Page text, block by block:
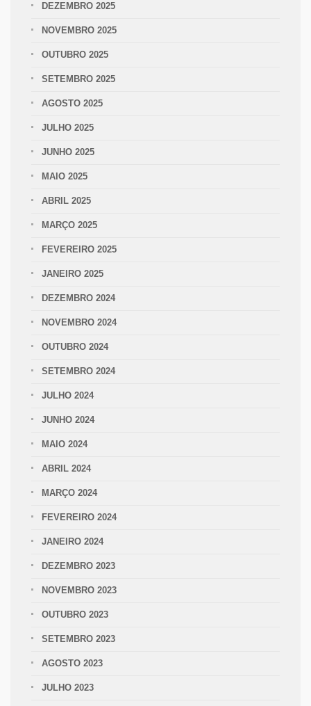
DEZEMBRO 2025
NOVEMBRO 2025
OUTUBRO 2025
SETEMBRO 2025
AGOSTO 2025
JULHO 2025
JUNHO 2025
MAIO 2025
ABRIL 2025
MARÇO 2025
FEVEREIRO 2025
JANEIRO 2025
DEZEMBRO 2024
NOVEMBRO 2024
OUTUBRO 2024
SETEMBRO 2024
JULHO 2024
JUNHO 2024
MAIO 2024
ABRIL 2024
MARÇO 2024
FEVEREIRO 2024
JANEIRO 2024
DEZEMBRO 2023
NOVEMBRO 2023
OUTUBRO 2023
SETEMBRO 2023
AGOSTO 2023
JULHO 2023